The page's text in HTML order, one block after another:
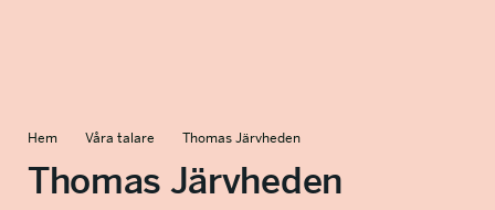
Hem Våra talare Thomas Järvheden
Thomas Järvheden